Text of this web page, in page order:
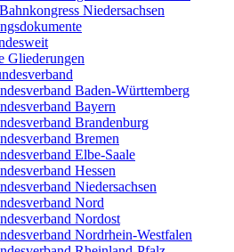
Niedersachsen
Gliederungen
Baden-Württemberg
Bayern
Brandenburg
Bremen
Elbe-Saale
Hessen
Niedersachsen
Nord
Nordost
Nordrhein-Westfalen